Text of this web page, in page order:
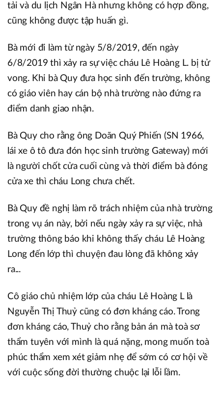
tải và du lịch Ngân Hà nhưng không có hợp đồng,
cũng không được tập huấn gì.
Bà mới đi làm từ ngày 5/8/2019, đến ngày
6/8/2019 thì xảy ra sự việc cháu Lê Hoàng L. bị tử
vong. Khi bà Quy đưa học sinh đến trường, không
có giáo viên hay cán bộ nhà trường nào đứng ra
điểm danh giao nhận.
Bà Quy cho rằng ông Doãn Quý Phiến (SN 1966,
lái xe ô tô đưa đón học sinh trường Gateway) mới
là người chốt cửa cuối cùng và thời điểm bà đóng
cửa xe thì cháu Long chưa chết.
Bà Quy đề nghị làm rõ trách nhiệm của nhà trường
trong vụ án này, bởi nếu ngày xảy ra sự việc, nhà
trường thông báo khi không thấy cháu Lê Hoàng
Long đến lớp thì chuyện đau lòng đã không xảy
ra...
Cô giáo chủ nhiệm lớp của cháu Lê Hoàng L là
Nguyễn Thị Thuỷ cũng có đơn kháng cáo. Trong
đơn kháng cáo, Thuỷ cho rằng bản án mà toà sơ
thẩm tuyên với mình là quá nặng, mong muốn toà
phúc thẩm xem xét giảm nhẹ để sớm có cơ hội về
với cuộc sống đời thường chuộc lại lỗi lầm.